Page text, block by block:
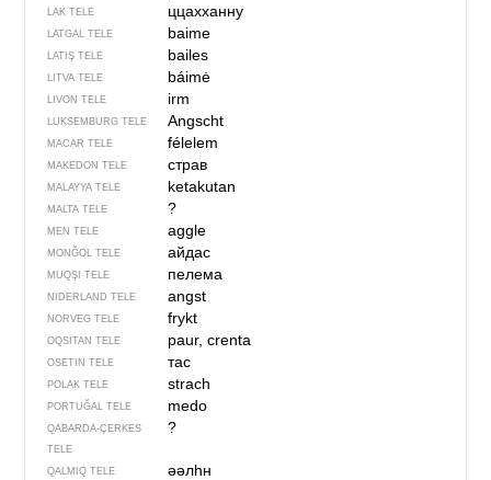
LAK TELE ццахханну
LATGAL TELE baime
LATIŞ TELE bailes
LITVA TELE báimė
LIVON TELE irm
LUKSEMBURG TELE Angscht
MACAR TELE félelem
MAKEDON TELE страв
MALAYYA TELE ketakutan
MALTA TELE ?
MEN TELE aggle
MONĞOL TELE айдас
MUQŞI TELE пелема
NIDERLAND TELE angst
NORVEG TELE frykt
OQSITAN TELE paur, crenta
OSETIN TELE тас
POLAK TELE strach
PORTUĞAL TELE medo
QABARDA-ÇERKES
TELE
?
QALMIQ TELE әәлһн